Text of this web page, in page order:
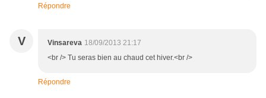
Répondre
V Vinsareva 18/09/2013 21:17
<br /> Tu seras bien au chaud cet hiver.<br />
Répondre